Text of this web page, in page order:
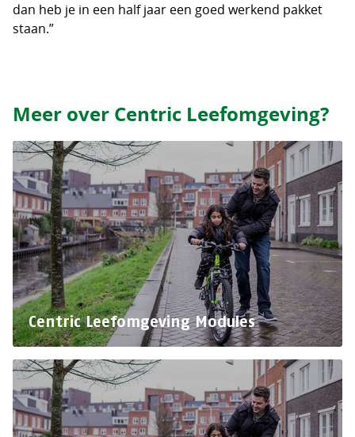
dan heb je in een half jaar een goed werkend pakket
staan.”
Meer over Centric Leefomgeving?
Centric Leefomgeving Modules